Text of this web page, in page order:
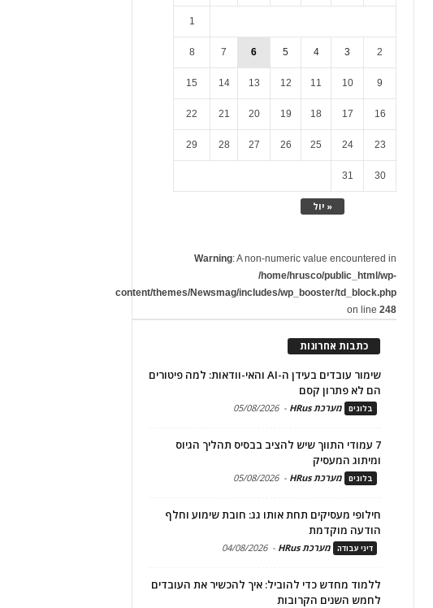
« יול
1
2
3
4
5
6
7
8
9
10
11
12
13
14
15
16
17
18
19
20
21
22
23
24
25
26
27
28
29
30
31
Warning: A non-numeric value encountered in
/home/hrusco/public_html/wp-
content/themes/Newsmag/includes/wp_booster/td_block.php
on line248
כתבות אחרונות
שימור עובדים בעידן ה-AI והאי-וודאות: למה פיטורים
הם לא פתרון קסם
בלוגים מערכת HRus -
05/08/2026
7 עמודי התווך שיש להציב בבסיס תהליך הגיוס
ומיתוג המעסיק
בלוגים מערכת HRus -
05/08/2026
חילופי מעסיקים תחת אותו גג: חובת שימוע וחלף
הודעה מוקדמת
דיני עבודה מערכת HRus -
04/08/2026
ללמוד מחדש כדי להוביל: איך להכשיר את העובדים
לחמש השנים הקרובות